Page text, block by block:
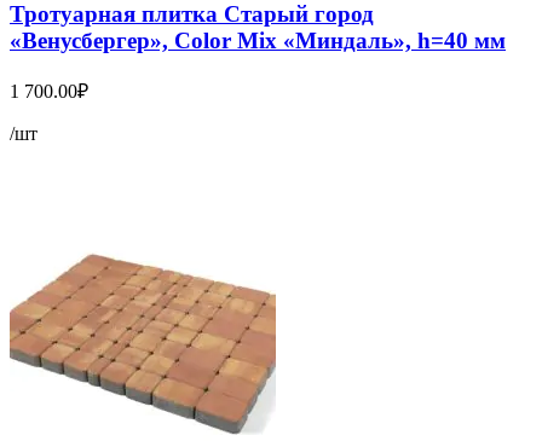
Тротуарная плитка Старый город
«Венусбергер», Color Mix «Миндаль», h=40 мм
1 700.00₽
/шт